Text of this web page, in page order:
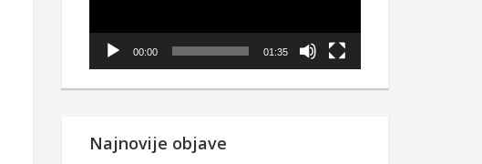
00:00 01:35
Najnovije objave